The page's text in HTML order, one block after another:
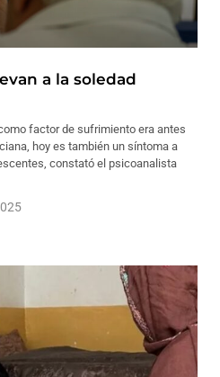
a la soledad
factor de sufrimiento era antes
hoy es también un síntoma a
constató el psicoanalista